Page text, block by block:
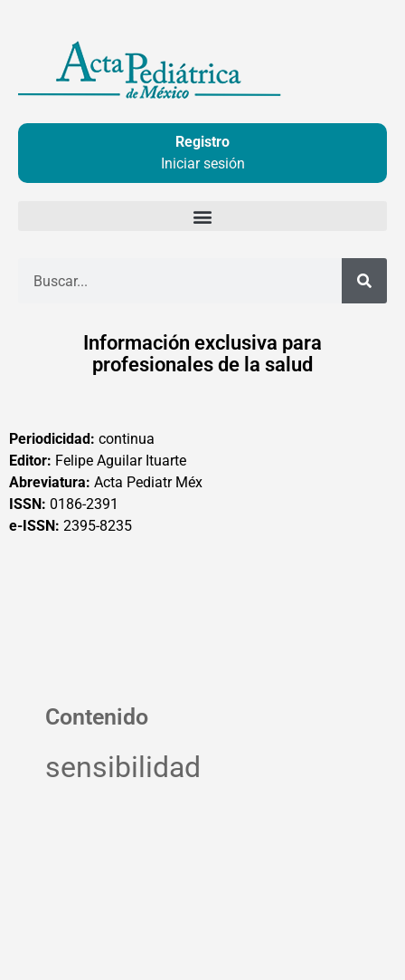
contenido
Registro
Iniciar sesión
Información exclusiva para
profesionales de la salud
Periodicidad: continua
Editor: Felipe Aguilar Ituarte
Abreviatura: Acta Pediatr Méx
ISSN: 0186-2391
e-ISSN: 2395-8235
Contenido
sensibilidad